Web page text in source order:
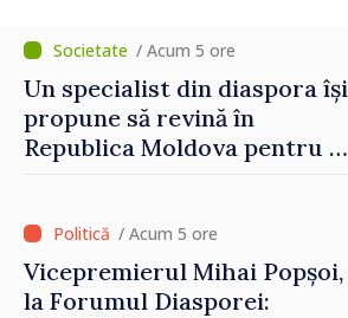
/ Acum 5 ore
Un specialist din diaspora își
propune să revină în
Republica Moldova pentru a
/ Acum 5 ore
Vicepremierul Mihai Popșoi,
la Forumul Diasporei: